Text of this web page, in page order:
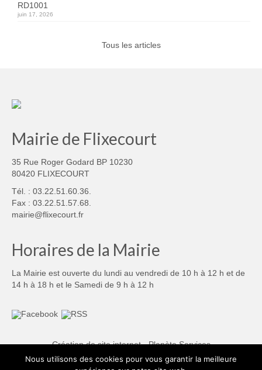
RD1001
juin 17, 2026
Tous les articles
Mairie de Flixecourt
35 Rue Roger Godard BP 10230
80420 FLIXECOURT
Tél. : 03.22.51.60.36.
Fax : 03.22.51.57.68.
mairie@flixecourt.fr
Horaires de la Mairie
La Mairie est ouverte du lundi au vendredi de 10 h à 12 h et de
14 h à 18 h et le Samedi de 9 h à 12 h
Création de site internet - Planète Services
Nous utilisons des cookies pour vous garantir la meilleure